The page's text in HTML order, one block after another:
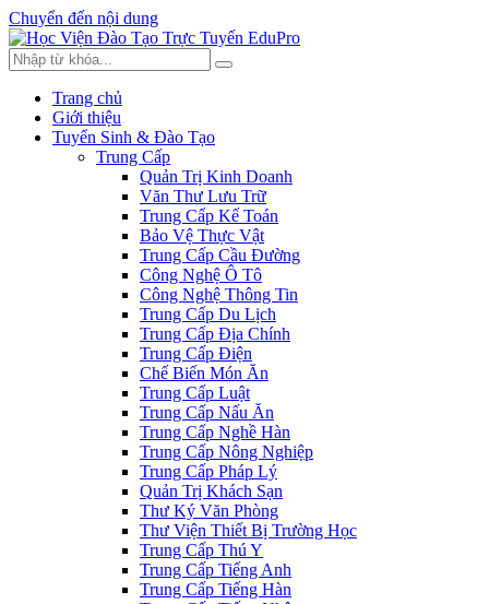
Chuyển đến nội dung
Trang chủ
Giới thiệu
Tuyển Sinh & Đào Tạo
Trung Cấp
Quản Trị Kinh Doanh
Văn Thư Lưu Trữ
Trung Cấp Kế Toán
Bảo Vệ Thực Vật
Trung Cấp Cầu Đường
Công Nghệ Ô Tô
Công Nghệ Thông Tin
Trung Cấp Du Lịch
Trung Cấp Địa Chính
Trung Cấp Điện
Chế Biến Món Ăn
Trung Cấp Luật
Trung Cấp Nấu Ăn
Trung Cấp Nghề Hàn
Trung Cấp Nông Nghiệp
Trung Cấp Pháp Lý
Quản Trị Khách Sạn
Thư Ký Văn Phòng
Thư Viện Thiết Bị Trường Học
Trung Cấp Thú Y
Trung Cấp Tiếng Anh
Trung Cấp Tiếng Hàn